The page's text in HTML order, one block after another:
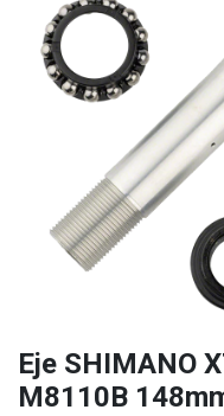
Eje SHIMANO
M8110B